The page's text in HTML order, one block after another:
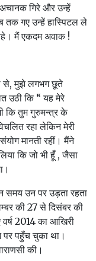
गिरे और उन्हें
तक गए उन्हें हास्पिटल ले
मैं एकदम अवाक !
से, मुझे लगभग छूते
उठी कि “ यह मेरे
कि तुम गुरुमन्त्र के
रहा लेकिन मेरी
मानती रहीं। मैंने
कि जो भी हूँ , जैसा
उन पर उड़ता रहता
की 27 से दिसंबर की
2014 का आखिरी
पर पहुँच चुका था।
की।